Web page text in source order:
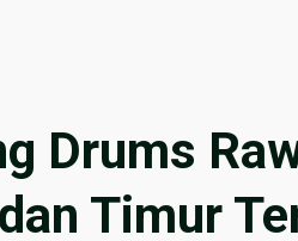
Drums
Timur